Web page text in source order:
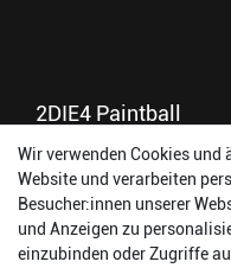
2DIE4 Paintball
56457 Westerburg
Reinhold-Ferger-Straße
order@2die4-sports.com
0 26 63/ 9 68 69 37
Wir verwenden Cookies und
Website und verarbeiten
Besucher:innen unserer
und Anzeigen zu
einzubinden oder Zugriffe